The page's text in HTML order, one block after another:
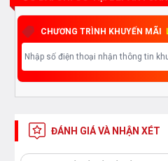
CHƯƠNG TRÌNH KHUYẾN MÃI
ĐÁNH GIÁ VÀ NHẬN XÉT